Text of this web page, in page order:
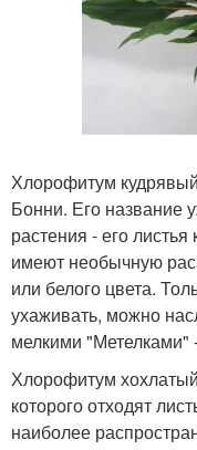
Хлорофитум
Бонни. Его название
растения - его
имеют необычную
или белого цвета.
ухаживать, можно
мелкими "Метелками"
Хлорофитум
которого отходят
наиболее